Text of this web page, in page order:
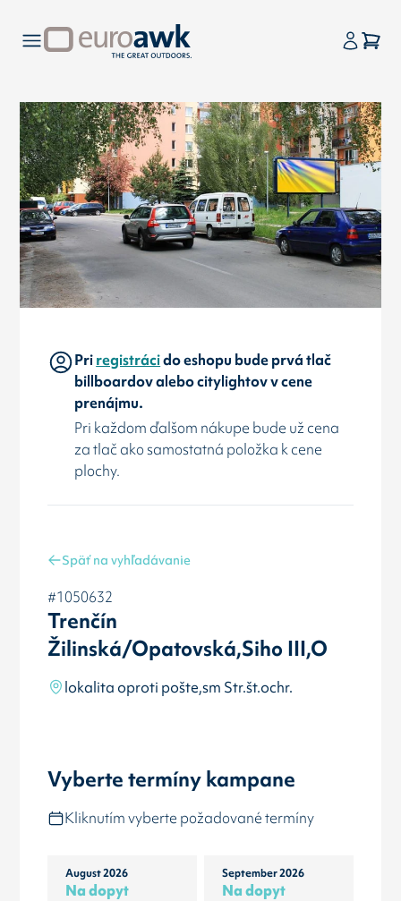
Priregistrácido eshopu bude prvá tlač
billboardov alebo citylightov v cene
prenájmu.
Pri každom ďalšom nákupe bude už cena
za tlač ako samostatná položka k cene
plochy.
Späť na vyhľadávanie
#1050632
Trenčín
Žilinská/Opatovská,Siho III,O
lokalita oproti pošte,sm Str.št.ochr.
Vyberte termíny kampane
Kliknutím vyberte požadované termíny
August 2026
Na dopyt
September 2026
Na dopyt